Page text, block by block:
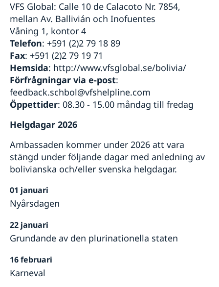
VFS Global: Calle 10 de Calacoto Nr. 7854,
mellan Av. Ballivián och Inofuentes
Våning 1, kontor 4
Telefon: +591 (2)2 79 18 89
Fax: +591 (2)2 79 19 71
Hemsida: http://www.vfsglobal.se/bolivia/
Förfrågningar via e-post:
feedback.schbol@vfshelpline.com
Öppettider: 08.30 - 15.00 måndag till fredag
Helgdagar 2026
Ambassaden kommer under 2026 att vara
stängd under följande dagar med anledning av
bolivianska och/eller svenska helgdagar.
01 januari
Nyårsdagen
22 januari
Grundande av den plurinationella staten
16 februari
Karneval